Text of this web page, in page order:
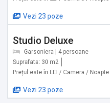
✔️ Pârtia Bran-Zănoaga, Bran:
✔️ Amfiteatrul Transilvania,
✔️ Partie de schi - Cheile
✔️ Colții Bisericuței, Moieciu
✔️ Rezervația De Urși
✔️ Curmătura Groapelor,
✔️ Peștera Râșnoavei: 21,6 km
✔️ Cetatea Râșnovului și Dino
Vezi 23 poze
Studio Deluxe
Garsoniera | 4 persoane
Suprafata: 30 m2
Prețul este în LEI / Camera / Noapte
Vezi 23 poze